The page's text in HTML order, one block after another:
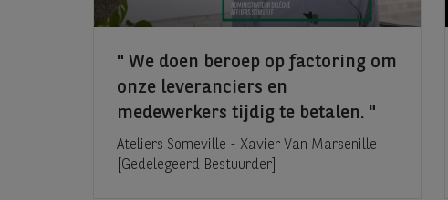
We doen beroep op factoring om
onze leveranciers en
medewerkers tijdig te betalen.
Ateliers Someville - Xavier Van Marsenille
[Gedelegeerd Bestuurder]